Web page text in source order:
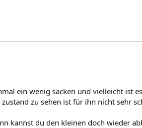
ein wenig sacken und vielleicht ist
zu sehen ist für ihn nicht sehr
kannst du den kleinen doch wieder